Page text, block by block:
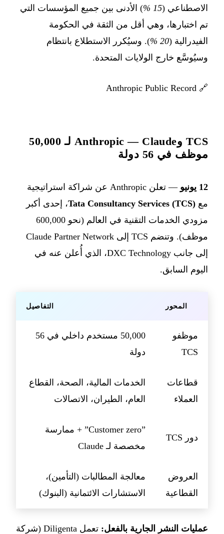
الاصطناعي (15 %
) الأدنى بين جميع المؤسسات التي
تم اختبارها، وهي أقل من الثقة في الحكومة
الفيدرالية (20 %
). وسيُكرر الاستطلاع بانتظام
وسيُوسَّع خارج الولايات المتحدة.
🔗
Anthropic Public Record
TCS وAnthropic — Claude لـ 50,000
موظف في 56 دولة
12 يونيو
— تعلن Anthropic عن شراكة استراتيجية
مع Tata Consultancy Services (TCS)، إحدى أكبر
مزودي الخدمات التقنية في العالم (نحو 600,000
موظف). وتنضم TCS إلى Claude Partner Network
إلى جانب DXC Technology، الذي أُعلن عنه في
اليوم السابق.
المحور التفاصيل
موظفو
TCS
50,000 مستخدم داخلي في 56
دولة
قطاعات
العملاء
الخدمات المالية، الصحة، القطاع
العام، الطيران، الاتصالات
دور TCS
”Customer zero” + ممارسة
مخصصة لـ Claude
العروض
القطاعية
معالجة المطالبات (التأمين)،
الاستشارات الائتمانية (البنوك)
عمليات النشر الجارية بالفعل:
تعمل Diligenta (شركة